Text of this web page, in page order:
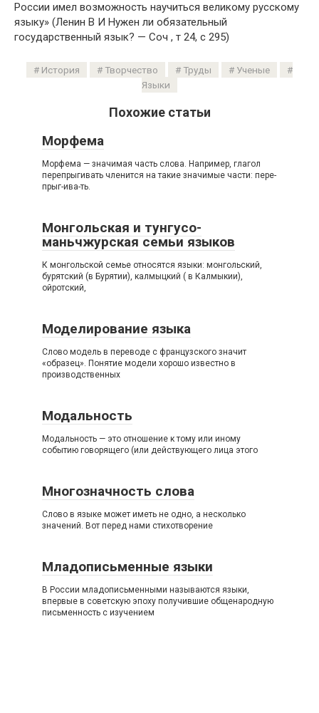
России имел возможность научиться великому русскому
языку» (Ленин В И Нужен ли обязательный
государственный язык? — Соч , т 24, с 295)
История Творчество Труды
Ученые
Языки
Похожие статьи
Морфема
Морфема — значимая часть слова. Например, глагол
перепрыгивать членится на такие значимые части: пере-
прыг-ива-ть.
Монгольская и тунгусо-
маньчжурская семьи языков
К монгольской семье относятся языки: монгольский,
бурятский (в Бурятии), калмыцкий ( в Калмыкии),
ойротский,
Моделирование языка
Слово модель в переводе с французского значит
«образец». Понятие модели хорошо известно в
производственных
Модальность
Модальность — это отношение к тому или иному
событию говорящего (или действующего лица этого
Многозначность слова
Слово в языке может иметь не одно, а несколько
значений. Вот перед нами стихотворение
Младописьменные языки
В России младописьменными называются языки,
впервые в советскую эпоху получившие общенародную
письменность с изучением